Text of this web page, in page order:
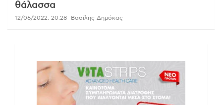
θάλασσα
12/06/2022, 20:28 Βασίλης Δημόκας